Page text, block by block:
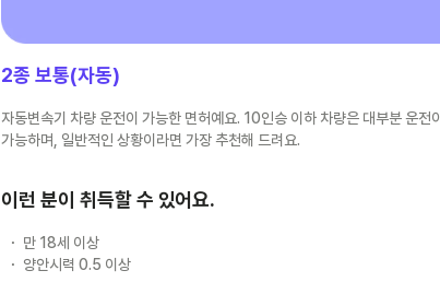
2종 보통(자동)
자동변속기 차량 운전이 가능한 면허예요. 10인승 이하 차량은 대부분 운전이
가능하며, 일반적인 상황이라면 가장 추천해 드려요.
이런 분이 취득할 수 있어요.
만 18세 이상
양안시력 0.5 이상